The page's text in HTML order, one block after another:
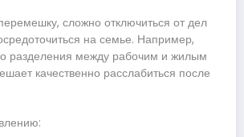
сложно отключиться от дел
на семье. Например,
разделения между рабочим и жилым
качественно расслабиться после